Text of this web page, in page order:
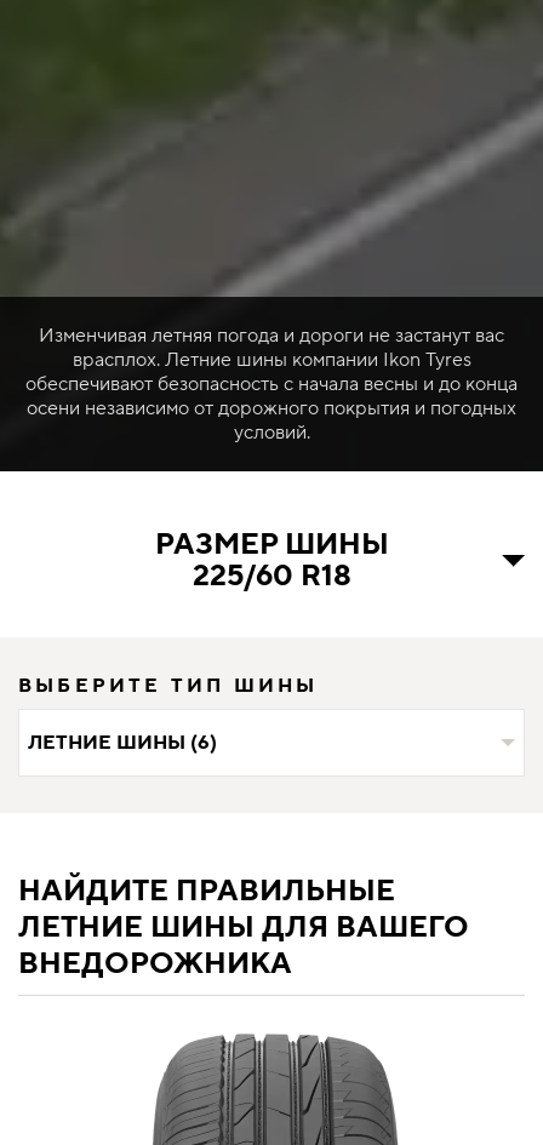
Изменчивая летняя погода и дороги не застанут вас
врасплох. Летние шины компании Ikon Tyres
обеспечивают безопасность с начала весны и до конца
осени независимо от дорожного покрытия и погодных
условий.
РАЗМЕР ШИНЫ
225/60 R18
ВЫБЕРИТЕ ТИП ШИНЫ
ЛЕТНИЕ ШИНЫ (6)
НАЙДИТЕ ПРАВИЛЬНЫЕ
ЛЕТНИЕ ШИНЫ ДЛЯ ВАШЕГО
ВНЕДОРОЖНИКА